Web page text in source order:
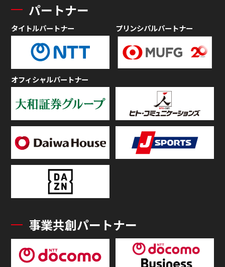
パートナー
タイトルパートナー プリンシパルパートナー
オフィシャルパートナー
事業共創パートナー